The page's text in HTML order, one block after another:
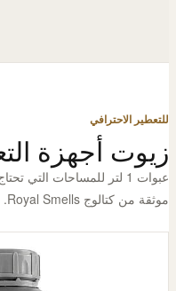
للتعطير الاحترافي
زيوت أجهزة
عبوات 1 لتر للمساحات
موثقة من كتالوج Royal Smells.